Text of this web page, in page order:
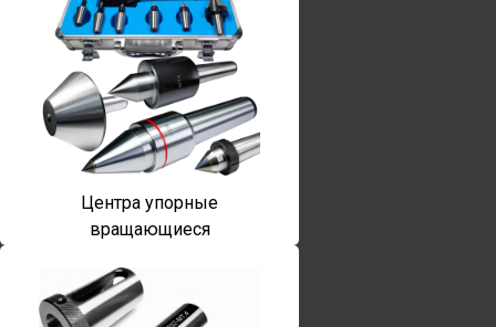
Центра упорные
вращающиеся